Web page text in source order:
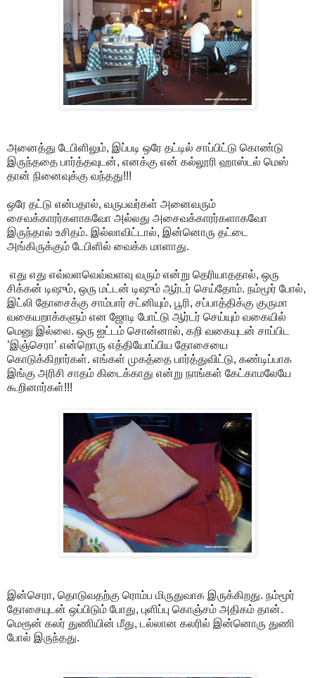
அனைத்து டேபிளிலும், இப்படி ஒரே தட்டில் சாப்பிட்டு கொண்டு
இருந்ததை பார்த்தவுடன், எனக்கு என் கல்லூரி ஹாஸ்டல் மெஸ்
தான் நினைவுக்கு வந்தது!!!
ஒரே தட்டு என்பதால், வருபவர்கள் அனைவரும்
சைவக்காரர்களாகவோ அல்லது அசைவக்காரர்களாகவோ
இருந்தால் உசிதம். இல்லாவிட்டால், இன்னொரு தட்டை
அங்கிருக்கும் டேபிளில் வைக்க மாளாது.
எது எது எவ்வளவெவ்வளவு வரும் என்று தெரியாததால், ஒரு
சிக்கன் டிஷும், ஒரு மட்டன் டிஷும் ஆர்டர் செய்தோம். நம்மூர் போல்,
இட்லி தோசைக்கு சாம்பார் சட்னியும், பூரி, சப்பாத்திக்கு குருமா
வகையறாக்களும் என ஜோடி போட்டு ஆர்டர் செய்யும் வகையில்
மெனு இல்லை. ஒரு ஐட்டம் சொன்னால், கறி வகையுடன் சாப்பிட
’இஞ்செரா’ என்றொரு எத்தியோப்பிய தோசையை
கொடுக்கிறார்கள். எங்கள் முகத்தை பார்த்துவிட்டு, கண்டிப்பாக
இங்கு அரிசி சாதம் கிடைக்காது என்று நாங்கள் கேட்காமலேயே
கூறினார்கள்!!!
இன்செரா, தொடுவதற்கு ரொம்ப மிருதுவாக இருக்கிறது. நம்மூர்
தோசையுடன் ஒப்பிடும் போது, புளிப்பு கொஞ்சம் அதிகம் தான்.
மெரூன் கலர் துணியின் மீது, டல்லான கலரில் இன்னொரு துணி
போல் இருந்தது.